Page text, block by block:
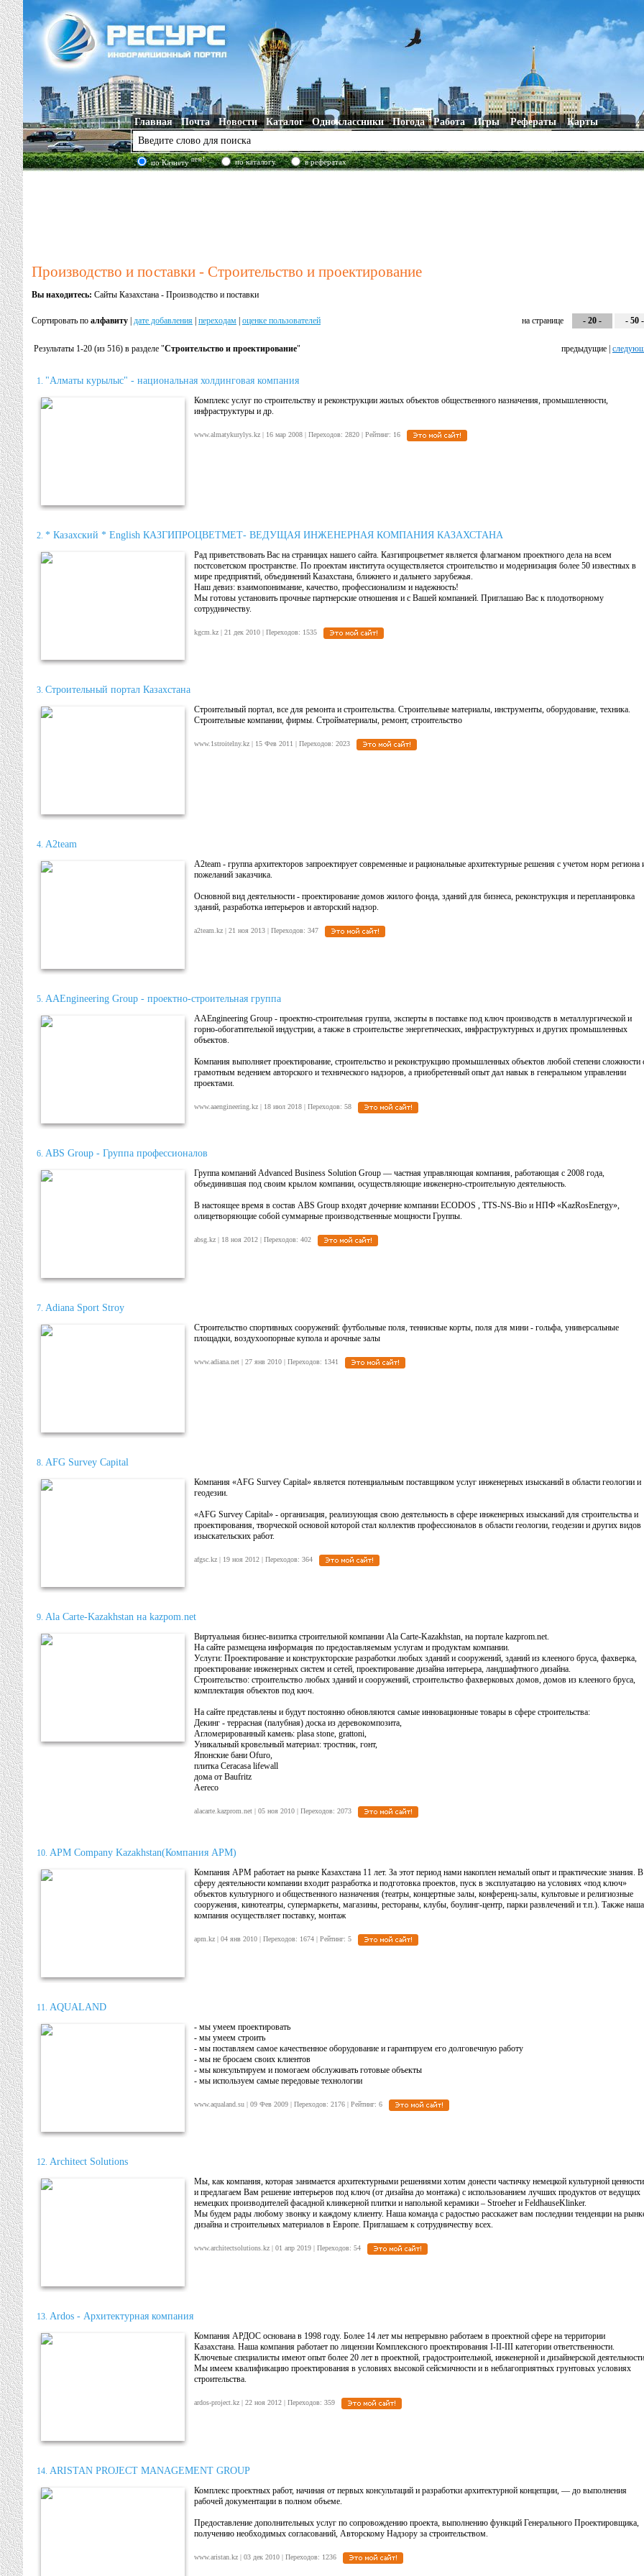
Главная Почта Новости Каталог Одноклассники Погода Работа Игры Рефераты Карты
по Казнетуnew! по каталогу в рефератах
Производство и поставки - Строительство и проектирование
Вы находитесь: Сайты Казахстана - Производство и поставки
Сортировать по алфавиту дате добавления переходам оценке пользователей на странице - 20 - - 50 -
Результаты 1-20 (из 516) в разделе "Строительство и проектирование" предыдущие |
1. "Алматы курылыс" - национальная холдинговая компания
Комплекс услуг по строительству и реконструкции жилых объектов общественного назначения, промышленности,
инфраструктуры и др.
www.almatykurylys.kz | 16 мар 2008 | Переходов: 2820 | Рейтинг: 16
2. * Казахский * English КАЗГИПРОЦВЕТМЕТ- ВЕДУЩАЯ ИНЖЕНЕРНАЯ КОМПАНИЯ КАЗАХСТАНА
Рад приветствовать Вас на страницах нашего сайта. Казгипроцветмет является флагманом проектного дела на всем
постсоветском пространстве. По проектам института осуществляется строительство и модернизация более 50 известных в
мире предприятий, объединений Казахстана, ближнего и дальнего зарубежья.
Наш девиз: взаимопонимание, качество, профессионализм и надежность!
Мы готовы установить прочные партнерские отношения и с Вашей компанией. Приглашаю Вас к плодотворному
сотрудничеству.
kgcm.kz | 21 дек 2010 | Переходов: 1535
3. Строительный портал Казахстана
Строительный портал, все для ремонта и строительства. Строительные материалы, инструменты, оборудование, техника.
Строительные компании, фирмы. Стройматериалы, ремонт, строительство
www.1stroitelny.kz | 15 Фев 2011 | Переходов: 2023
4. A2team
A2team - группа архитекторов запроектирует современные и рациональные архитектурные решения с учетом норм региона
пожеланий заказчика.
Основной вид деятельности - проектирование домов жилого фонда, зданий для бизнеса, реконструкция и перепланировка
зданий, разработка интерьеров и авторский надзор.
a2team.kz | 21 ноя 2013 | Переходов: 347
5. AAEngineering Group - проектно-строительная группа
AAEngineering Group - проектно-строительная группа, эксперты в поставке под ключ производств в металлургической и
горно-обогатительной индустрии, а также в строительстве энергетических, инфраструктурных и других промышленных
объектов.
Компания выполняет проектирование, строительство и реконструкцию промышленных объектов любой степени сложности
грамотным ведением авторского и технического надзоров, а приобретенный опыт дал навык в генеральном управлении
проектами.
www.aaengineering.kz | 18 июл 2018 | Переходов: 58
6. ABS Group - Группа профессионалов
Группа компаний Advanced Business Solution Group — частная управляющая компания, работающая с 2008 года,
объединившая под своим крылом компании, осуществляющие инженерно-строительную деятельность.
В настоящее время в состав ABS Group входят дочерние компании ECODOS , ТTS-NS-Bio и НПФ «KazRosEnergy»,
олицетворяющие собой суммарные производственные мощности Группы.
absg.kz | 18 ноя 2012 | Переходов: 402
7. Adiana Sport Stroy
Строительство спортивных сооружений: футбольные поля, теннисные корты, поля для мини - гольфа, универсальные
площадки, воздухоопорные купола и арочные залы
www.adiana.net | 27 янв 2010 | Переходов: 1341
8. AFG Survey Capital
Компания «AFG Survey Capital» является потенциальным поставщиком услуг инженерных изысканий в области геологии и
геодезии.
«AFG Survey Capital» - организация, реализующая свою деятельность в сфере инженерных изысканий для строительства и
проектирования, творческой основой которой стал коллектив профессионалов в области геологии, геодезии и других видов
изыскательских работ.
afgsc.kz | 19 ноя 2012 | Переходов: 364
9. Ala Carte-Kazakhstan на kazpom.net
Виртуальная бизнес-визитка строительной компании Ala Carte-Kazakhstan, на портале kazprom.net.
На сайте размещена информация по предоставляемым услугам и продуктам компании.
Услуги: Проектирование и конструкторские разработки любых зданий и сооружений, зданий из клееного бруса, фахверка,
проектирование инженерных систем и сетей, проектирование дизайна интерьера, ландшафтного дизайна.
Строительство: строительство любых зданий и сооружений, строительство фахверковых домов, домов из клееного бруса,
комплектация объектов под кюч.
На сайте представлены и будут постоянно обновляются самые инновационные товары в сфере строительства:
Декинг - террасная (палубная) доска из деревокомпозита,
Агломерированный камень: plasa stone, grattoni,
Уникальный кровельный материал: тростник, гонт,
Японские бани Ofuro,
плитка Ceracasa lifewall
дома от Baufritz
Aereco
alacarte.kazprom.net | 05 ноя 2010 | Переходов: 2073
10. APM Company Kazakhstan(Компания APM)
Компания APM работает на рынке Казахстана 11 лет. За этот период нами накоплен немалый опыт и практические знания. В
сферу деятельности компании входит разработка и подготовка проектов, пуск в эксплуатацию на условиях «под ключ»
объектов культурного и общественного назначения (театры, концертные залы, конференц-залы, культовые и религиозные
сооружения, кинотеатры, супермаркеты, магазины, рестораны, клубы, боулинг-центр, парки развлечений и т.п.). Также наша
компания осуществляет поставку, монтаж
apm.kz | 04 янв 2010 | Переходов: 1674 | Рейтинг: 5
11. AQUALAND
- мы умеем проектировать
- мы умеем строить
- мы поставляем самое качественное оборудование и гарантируем его долговечную работу
- мы не бросаем своих клиентов
- мы консультируем и помогаем обслуживать готовые объекты
- мы используем самые передовые технологии
www.aqualand.su | 09 Фев 2009 | Переходов: 2176 | Рейтинг: 6
12. Architect Solutions
Мы, как компания, которая занимается архитектурными решениями хотим донести частичку немецкой культурной ценности
и предлагаем Вам решение интерьеров под ключ (от дизайна до монтажа) с использованием лучших продуктов от ведущих
немецких производителей фасадной клинкерной плитки и напольной керамики – Stroeher и FeldhauseKlinker.
Мы будем рады любому звонку и каждому клиенту. Наша команда с радостью расскажет вам последнии тенденции на
дизайна и строительных материалов в Европе. Приглашаем к сотрудничеству всех.
www.architectsolutions.kz | 01 апр 2019 | Переходов: 54
13. Ardos - Архитектурная компания
Компания АРДОС основана в 1998 году. Более 14 лет мы непрерывно работаем в проектной сфере на территории
Казахстана. Наша компания работает по лицензии Комплексного проектирования I-II-III категории ответственности.
Ключевые специалисты имеют опыт более 20 лет в проектной, градостроительной, инженерной и дизайнерской
Мы имеем квалификацию проектирования в условиях высокой сейсмичности и в неблагоприятных грунтовых условиях
строительства.
ardos-project.kz | 22 ноя 2012 | Переходов: 359
14. ARISTAN PROJECT MANAGEMENT GROUP
Комплекс проектных работ, начиная от первых консультаций и разработки архитектурной концепции, — до выполнения
рабочей документации в полном объеме.
Предоставление дополнительных услуг по сопровождению проекта, выполнению функций Генерального Проектировщика,
получению необходимых согласований, Авторскому Надзору за строительством.
www.aristan.kz | 03 дек 2010 | Переходов: 1236